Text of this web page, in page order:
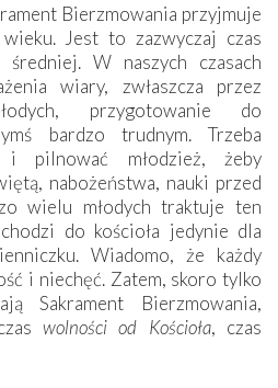
Bierzmowania przyjmuje
Jest to zazwyczaj czas
średniej. W naszych czasach
wiary, zwłaszcza przez
przygotowanie do
bardzo trudnym. Trzeba
i pilnować młodzież, żeby
nabożeństwa, nauki przed
wielu młodych traktuje ten
do kościoła jedynie dla
Wiadomo, że każdy
i niechęć. Zatem, skoro tylko
Sakrament Bierzmowania,
wolności od Kościoła, czas